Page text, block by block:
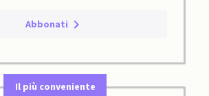
Abbonati
Il più conveniente